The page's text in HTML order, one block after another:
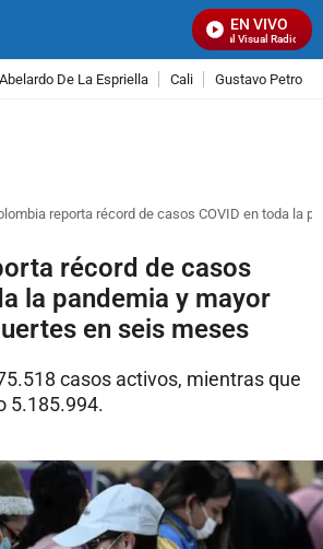
EN VIVO
Señal Visual Radio
De La Espriella Cali Gustavo Petro
reporta récord de casos COVID en toda la
récord de casos
la pandemia y mayor
en seis meses
casos activos, mientras que
5.185.994.